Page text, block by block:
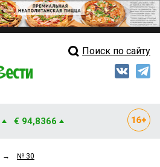
Свежий выпускПоиск по сайту
€ 94,8366
→ № 30